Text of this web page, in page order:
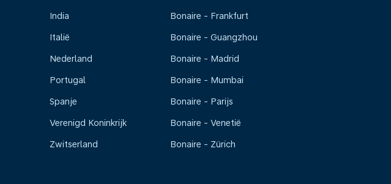
India
Italië
Nederland
Portugal
Spanje
Verenigd Koninkrijk
Zwitserland
Bonaire - Frankfurt
Bonaire - Guangzhou
Bonaire - Madrid
Bonaire - Mumbai
Bonaire - Parijs
Bonaire - Venetië
Bonaire - Zürich